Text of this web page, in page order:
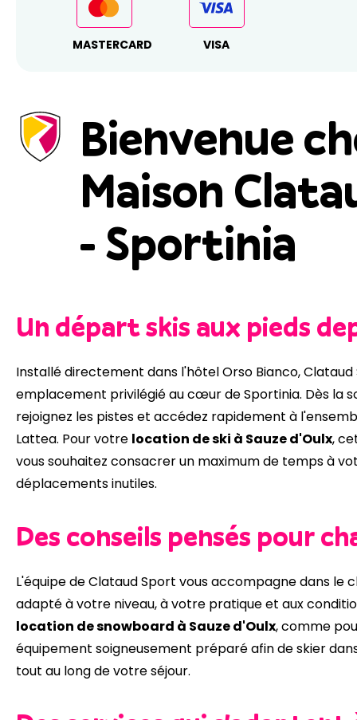
MASTERCARD VISA
Bienvenue
Maison
- Sportinia
Un départ skis aux pieds
Installé directement dans l'hôtel Orso Bianco,
emplacement privilégié au cœur de Sportinia. Dès la
rejoignez les pistes et accédez rapidement à
Lattea. Pour votre location de ski à Sauze d'Oulx,
vous souhaitez consacrer un maximum de temps à
déplacements inutiles.
Des conseils pensés pour
L'équipe de Clataud Sport vous accompagne dans le
adapté à votre niveau, à votre pratique et aux
location de snowboard à Sauze d'Oulx, comme
équipement soigneusement préparé afin de skier
tout au long de votre séjour.